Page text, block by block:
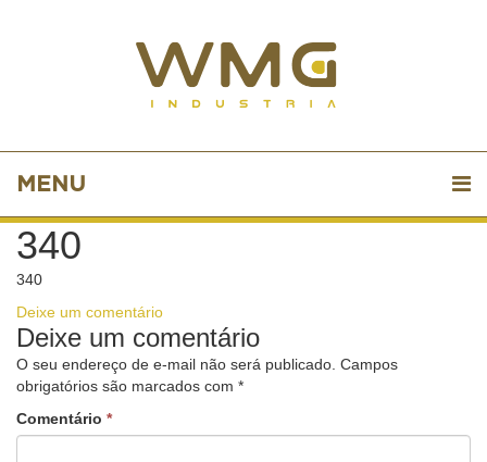
MENU
340
340
Deixe um comentário
Deixe um comentário
O seu endereço de e-mail não será publicado. Campos
obrigatórios são marcados com *
Comentário *